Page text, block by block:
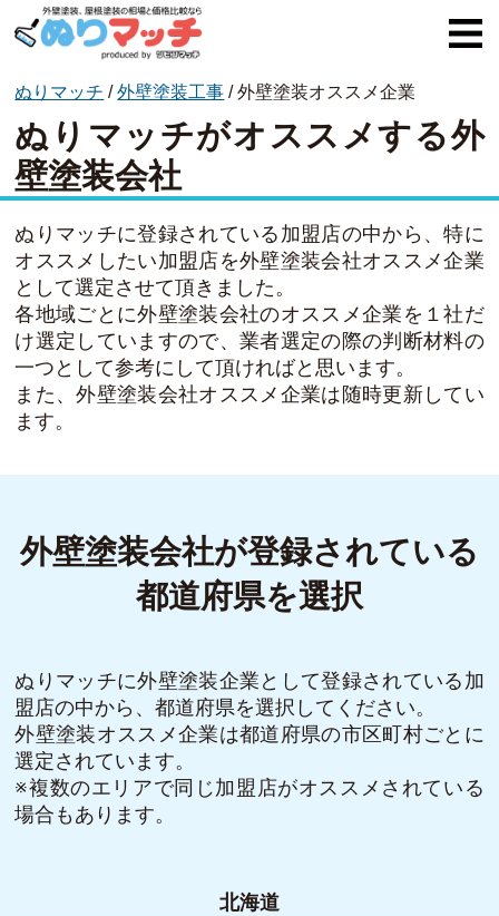
オススメ企業
外壁塗装
屋根塗装
コラム一覧
ぬりマッチ /外壁塗装工事 /外壁塗装オススメ企業
ぬりマッチがオススメする外
壁塗装会社
ぬりマッチに登録されている加盟店の中から、特に
オススメしたい加盟店を外壁塗装会社オススメ企業
として選定させて頂きました。
各地域ごとに外壁塗装会社のオススメ企業を１社だ
け選定していますので、業者選定の際の判断材料の
一つとして参考にして頂ければと思います。
また、外壁塗装会社オススメ企業は随時更新してい
ます。
外壁塗装会社が登録されている
都道府県を選択
ぬりマッチに外壁塗装企業として登録されている加
盟店の中から、都道府県を選択してください。
外壁塗装オススメ企業は都道府県の市区町村ごとに
選定されています。
※複数のエリアで同じ加盟店がオススメされている
場合もあります。
北海道